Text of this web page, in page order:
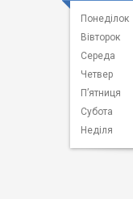
Понеділок
Вівторок
Середа
Четвер
Пʼятниця
Субота
Неділя